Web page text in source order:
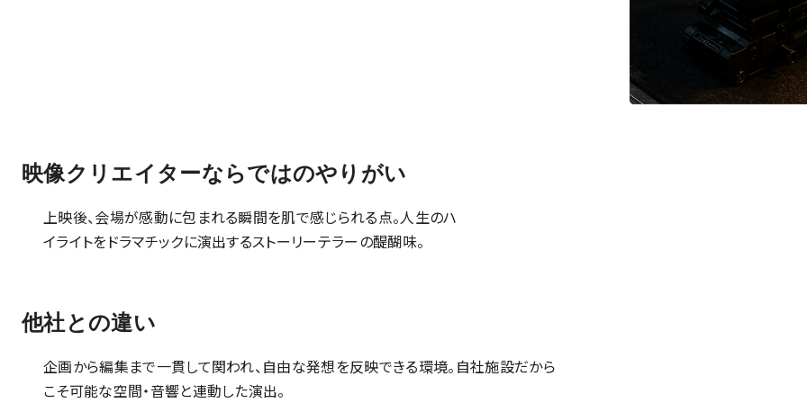
映像クリエイターならではのやりがい
上映後、会場が感動に包まれる瞬間を肌で感じられる点。人生のハ
イライトをドラマチックに演出するストーリーテラーの醍醐味。
他社との違い
企画から編集まで一貫して関われ、自由な発想を反映できる環境。自社施設だから
こそ可能な空間・音響と連動した演出。